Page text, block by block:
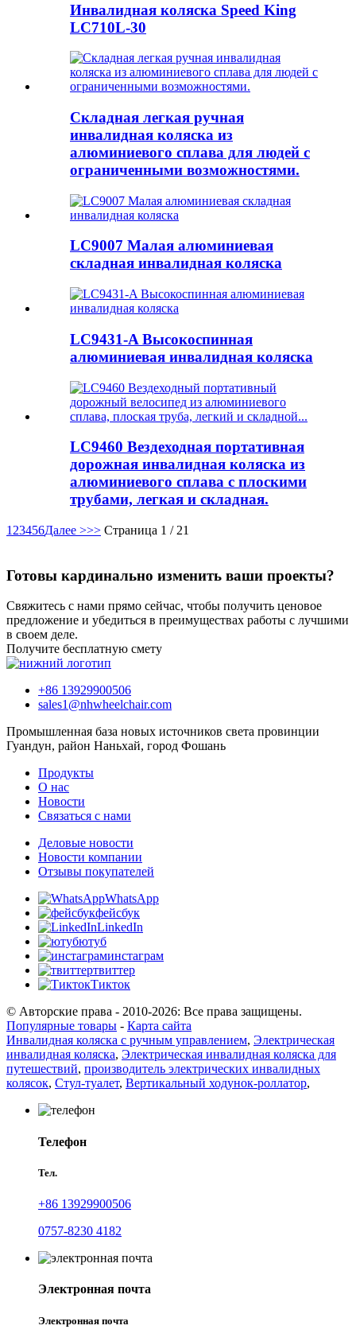
Инвалидная коляска Speed ​​King
LC710L-30
Складная легкая ручная
инвалидная коляска из
алюминиевого сплава для людей с
ограниченными возможностями.
LC9007 Малая алюминиевая
складная инвалидная коляска
LC9431-A Высокоспинная
алюминиевая инвалидная коляска
LC9460 Вездеходная портативная
дорожная инвалидная коляска из
алюминиевого сплава с плоскими
трубами, легкая и складная.
1 23456Далее >>> Страница 1 / 21
Готовы кардинально изменить ваши проекты?
Свяжитесь с нами прямо сейчас, чтобы получить ценовое
предложение и убедиться в преимуществах работы с лучшими
в своем деле.
Получите бесплатную смету
+86 13929900506
sales1@nhwheelchair.com
Промышленная база новых источников света провинции
Гуандун, район Наньхай, город Фошань
Продукты
О нас
Новости
Связаться с нами
Деловые новости
Новости компании
Отзывы покупателей
WhatsApp
фейсбук
LinkedIn
ютуб
инстаграм
твиттер
Тикток
© Авторские права - 2010-2026: Все права защищены.
Популярные товары - Карта сайта
Инвалидная коляска с ручным управлением, Электрическая
инвалидная коляска, Электрическая инвалидная коляска для
путешествий, производитель электрических инвалидных
колясок, Стул-туалет, Вертикальный ходунок-роллатор,
Телефон
Тел.
+86 13929900506
0757-8230 4182
Электронная почта
Электронная почта